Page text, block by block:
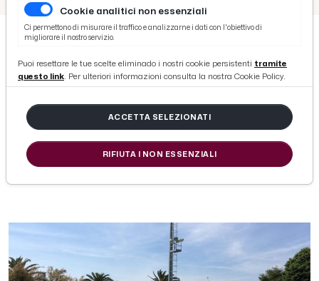
San Benedetto del Tronto, pista
''Panfili'' aperta fino a notte fonda
il 1° Luglio
di Redazione Picenotime
Cookie analitici non essenziali
Ci permettono di misurare il traffico e analizzarne i dati con l'obiettivo di
migliorare il nostro servizio.
Puoi resettare le tue scelte eliminado i nostri cookie persistenti tramite
questo link. Per ulteriori informazioni consulta la nostra Cookie Policy.
ACCETTA SELEZIONATI
RIFIUTA I NON ESSENZIALI
Ciclismo